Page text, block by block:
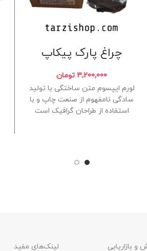
چراغ پارک پیکاپ
3,200,000 تومان
لورم ایپسوم متن ساختگی با تولید
سادگی نامفهوم از صنعت چاپ و با
استفاده از طراحان گرافیک است
و بازاریابی لینک‌های مفید